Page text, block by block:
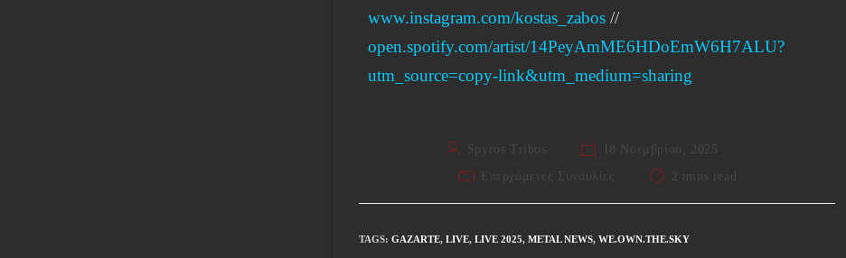
www.instagram.com/kostas_zabos //
open.spotify.com/artist/14PeyAmME6HDoEmW6H7ALU?
utm_source=copy-link&utm_medium=sharing
Spyros Tribos
18 Νοεμβρίου, 2025
Επερχόμενες Συναυλίες
2 mins read
TAGS:GAZARTE, LIVE, LIVE 2025, METAL NEWS, WE.OWN.THE.SKY